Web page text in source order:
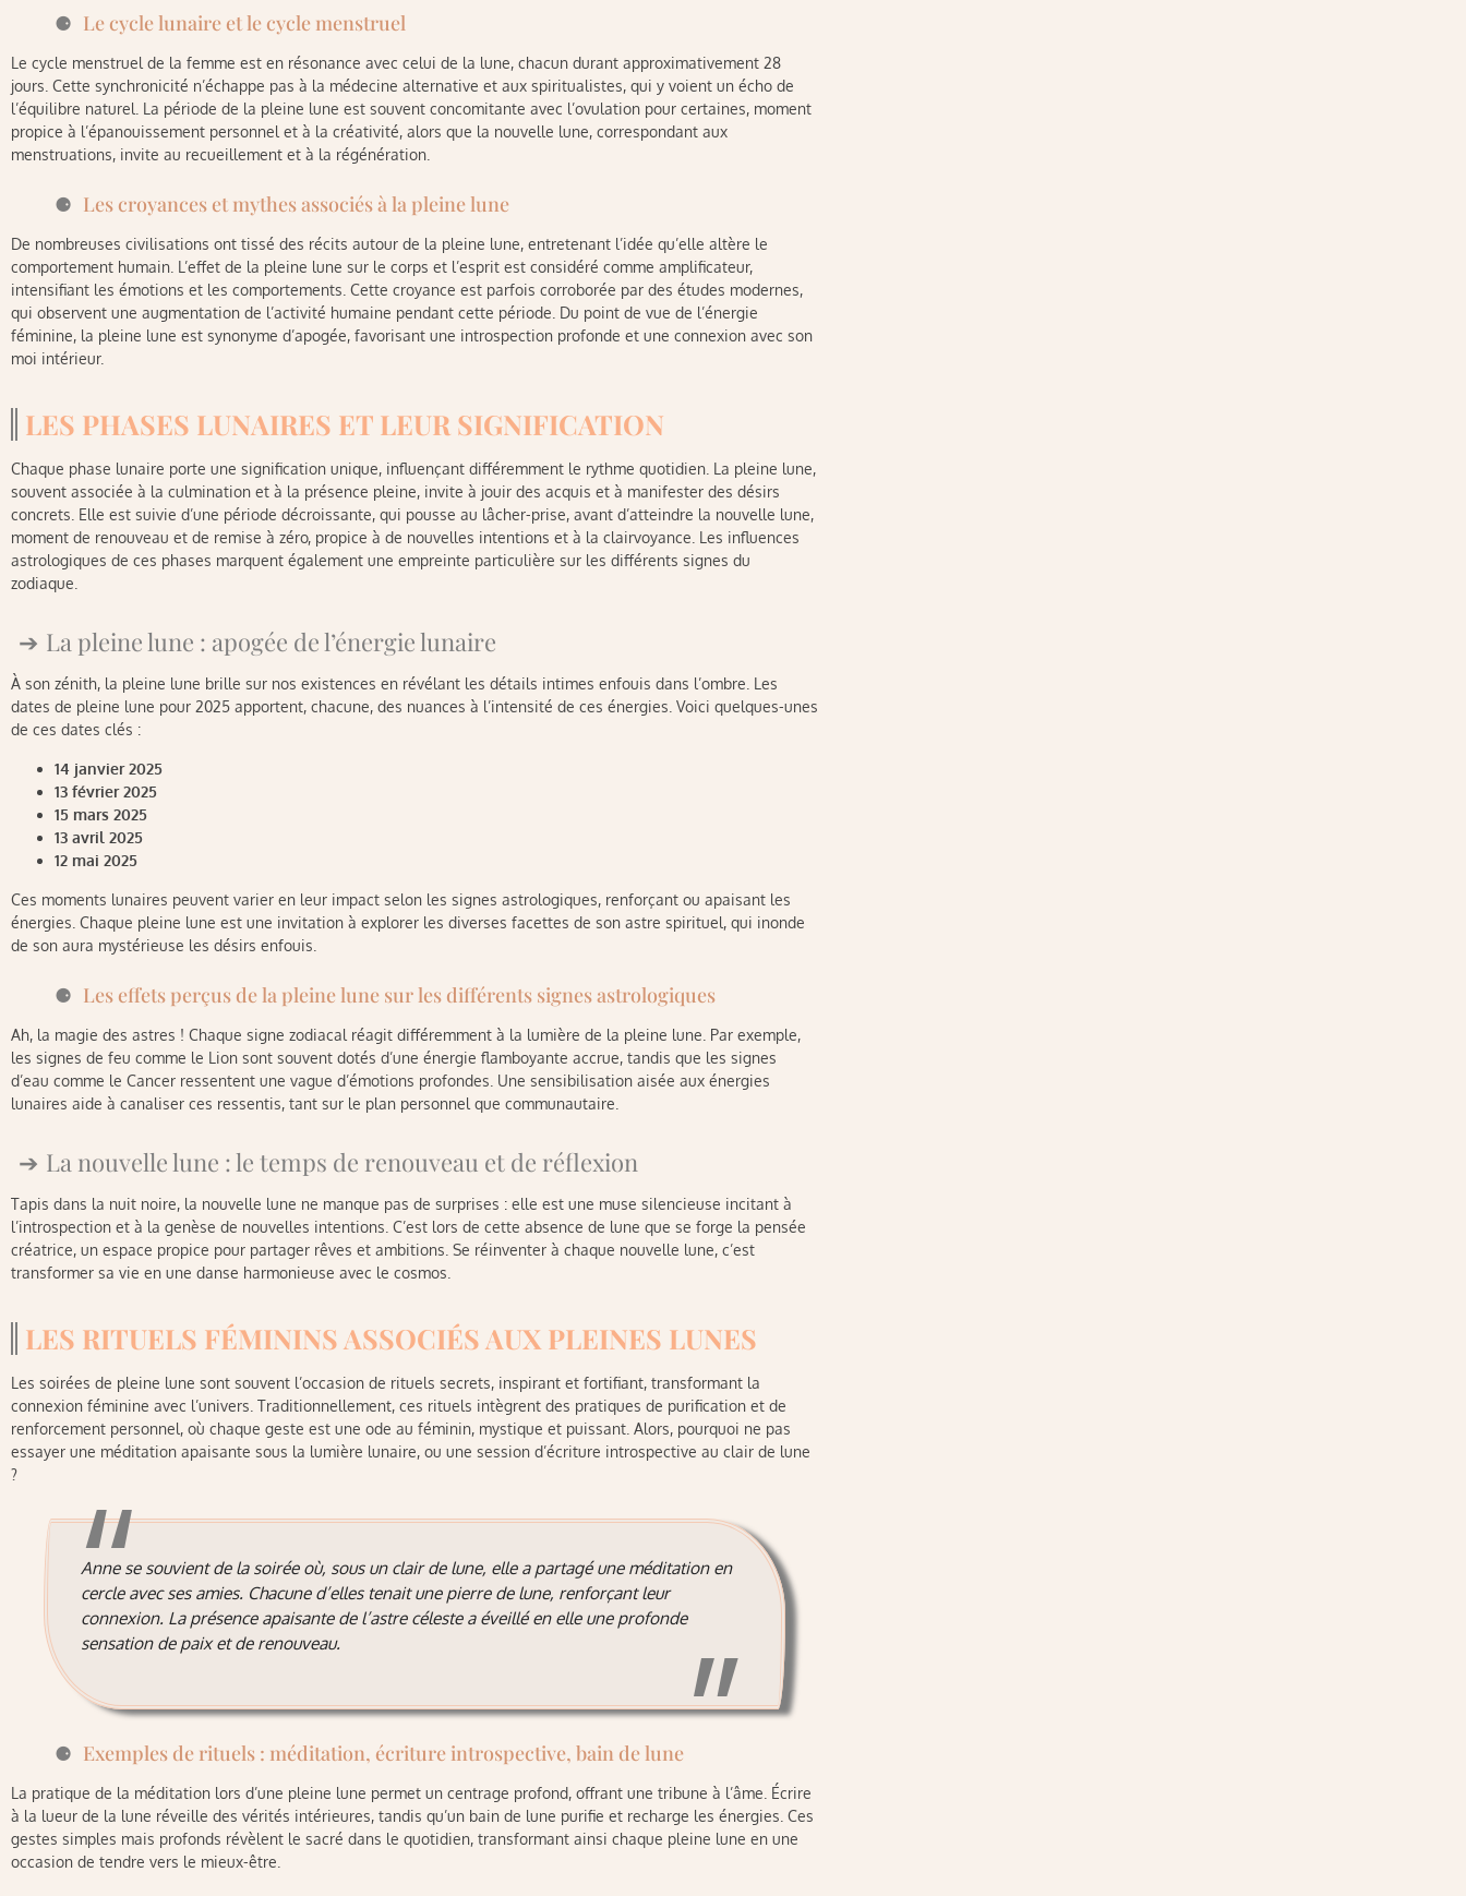
Le cycle lunaire et le cycle menstruel
Le cycle menstruel de la femme est en résonance avec celui de la lune, chacun durant approximativement 28
jours. Cette synchronicité n’échappe pas à la médecine alternative et aux spiritualistes, qui y voient un écho de
l’équilibre naturel. La période de la pleine lune est souvent concomitante avec l’ovulation pour certaines, moment
propice à l’épanouissement personnel et à la créativité, alors que la nouvelle lune, correspondant aux
menstruations, invite au recueillement et à la régénération.
Les croyances et mythes associés à la pleine lune
De nombreuses civilisations ont tissé des récits autour de la pleine lune, entretenant l’idée qu’elle altère le
comportement humain. L’effet de la pleine lune sur le corps et l’esprit est considéré comme amplificateur,
intensifiant les émotions et les comportements. Cette croyance est parfois corroborée par des études modernes,
qui observent une augmentation de l’activité humaine pendant cette période. Du point de vue de l’énergie
féminine, la pleine lune est synonyme d’apogée, favorisant une introspection profonde et une connexion avec son
moi intérieur.
LES PHASES LUNAIRES ET LEUR SIGNIFICATION
Chaque phase lunaire porte une signification unique, influençant différemment le rythme quotidien. La pleine lune,
souvent associée à la culmination et à la présence pleine, invite à jouir des acquis et à manifester des désirs
concrets. Elle est suivie d’une période décroissante, qui pousse au lâcher-prise, avant d’atteindre la nouvelle lune,
moment de renouveau et de remise à zéro, propice à de nouvelles intentions et à la clairvoyance. Les influences
astrologiques de ces phases marquent également une empreinte particulière sur les différents signes du
zodiaque.
La pleine lune : apogée de l’énergie lunaire
À son zénith, la pleine lune brille sur nos existences en révélant les détails intimes enfouis dans l’ombre. Les
dates de pleine lune pour 2025 apportent, chacune, des nuances à l’intensité de ces énergies. Voici quelques-unes
de ces dates clés :
14 janvier 2025
13 février 2025
15 mars 2025
13 avril 2025
12 mai 2025
Ces moments lunaires peuvent varier en leur impact selon les signes astrologiques, renforçant ou apaisant les
énergies. Chaque pleine lune est une invitation à explorer les diverses facettes de son astre spirituel, qui inonde
de son aura mystérieuse les désirs enfouis.
Les effets perçus de la pleine lune sur les différents signes astrologiques
Ah, la magie des astres ! Chaque signe zodiacal réagit différemment à la lumière de la pleine lune. Par exemple,
les signes de feu comme le Lion sont souvent dotés d’une énergie flamboyante accrue, tandis que les signes
d’eau comme le Cancer ressentent une vague d’émotions profondes. Une sensibilisation aisée aux énergies
lunaires aide à canaliser ces ressentis, tant sur le plan personnel que communautaire.
La nouvelle lune : le temps de renouveau et de réflexion
Tapis dans la nuit noire, la nouvelle lune ne manque pas de surprises : elle est une muse silencieuse incitant à
l’introspection et à la genèse de nouvelles intentions. C’est lors de cette absence de lune que se forge la pensée
créatrice, un espace propice pour partager rêves et ambitions. Se réinventer à chaque nouvelle lune, c’est
transformer sa vie en une danse harmonieuse avec le cosmos.
LES RITUELS FÉMININS ASSOCIÉS AUX PLEINES LUNES
Les soirées de pleine lune sont souvent l’occasion de rituels secrets, inspirant et fortifiant, transformant la
connexion féminine avec l’univers. Traditionnellement, ces rituels intègrent des pratiques de purification et de
renforcement personnel, où chaque geste est une ode au féminin, mystique et puissant. Alors, pourquoi ne pas
essayer une méditation apaisante sous la lumière lunaire, ou une session d’écriture introspective au clair de lune
?
Anne se souvient de la soirée où, sous un clair de lune, elle a partagé une méditation en
cercle avec ses amies. Chacune d’elles tenait une pierre de lune, renforçant leur
connexion. La présence apaisante de l’astre céleste a éveillé en elle une profonde
sensation de paix et de renouveau.
Exemples de rituels : méditation, écriture introspective, bain de lune
La pratique de la méditation lors d’une pleine lune permet un centrage profond, offrant une tribune à l’âme. Écrire
à la lueur de la lune réveille des vérités intérieures, tandis qu’un bain de lune purifie et recharge les énergies. Ces
gestes simples mais profonds révèlent le sacré dans le quotidien, transformant ainsi chaque pleine lune en une
occasion de tendre vers le mieux-être.